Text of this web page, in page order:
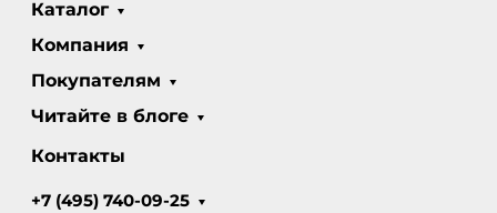
Каталог
Компания
Покупателям
Читайте в блоге
Контакты
+7 (495) 740-09-25